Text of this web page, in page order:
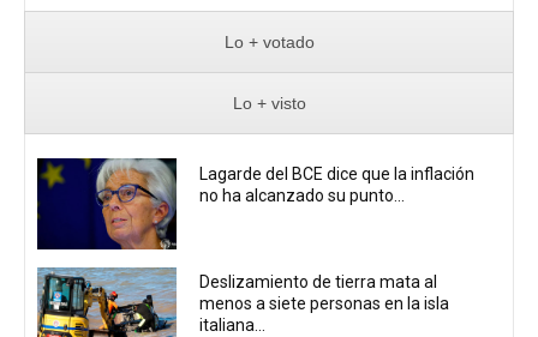
Lo + votado
Lo + visto
Lagarde del BCE dice que la inflación
no ha alcanzado su punto...
Deslizamiento de tierra mata al
menos a siete personas en la isla
italiana...